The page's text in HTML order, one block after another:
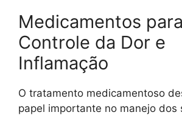
Medicamentos para
Controle da Dor e
Inflamação
O tratamento medicamentoso
papel importante no manejo dos